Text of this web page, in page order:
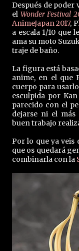
Después de
el Wonder Festival
AnimeJapan 2017,
a escala 1/10 que
ama su moto
traje de baño.
La figura está
anime, en el que
cuerpo para
esculpida por
parecido con el
dejarse ni el más
buen trabajo
Por lo que ya
que os quedará
combinarla con la